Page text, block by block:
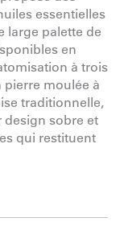
essentielles
large palette de
en
à trois
moulée à
traditionnelle,
design sobre et
qui restituent